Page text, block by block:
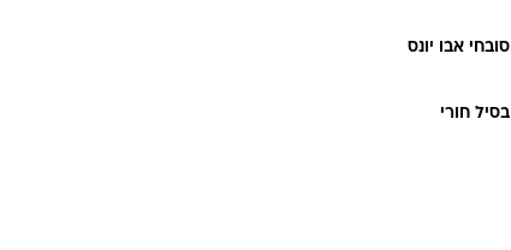
סובחי אבו יונס
בסיל חורי